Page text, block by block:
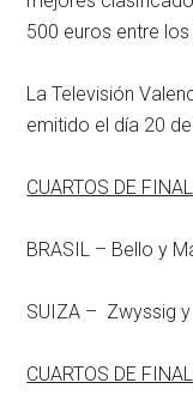
500 euros entre
La Televisión
emitido el día 20
CUARTOS DE
BRASIL – Bello y
SUIZA –
CUARTOS DE